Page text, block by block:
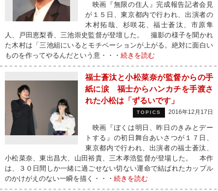
映画『無限の住人』完成報告記者会見
が１５日、東京都内で行われ、出演者の
木村拓哉、杉咲花、福士蒼汰、市原隼
人、戸田恵梨香、三池崇史監督が登壇した。 撮影の様子を聞かれ
た木村は「三池組にいるとモチベーションが上がる。絶対に面白い
ものを作ってやるんだという意・・・ 続きを読む
福士蒼汰と小松菜奈が監督からの手
紙に涙 福士からハンカチを手渡さ
れた小松は「ずるいです」
TOPICS 2016年12月17日
映画『ぼくは明日、昨日のきみとデー
トする』の初日舞台あいさつが１７日、
東京都内で行われ、出演者の福士蒼汰、
小松菜奈、東出昌大、山田裕貴、三木孝浩監督が登場した。 本作
は、３０日間しか一緒に過ごせない切ない運命で結ばれたカップル
のかけがえのない一瞬を描く・・・ 続きを読む